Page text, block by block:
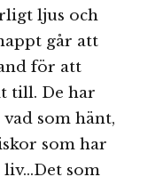
ljus och
går att
för att
till. De har
som hänt,
som har
liv…Det som